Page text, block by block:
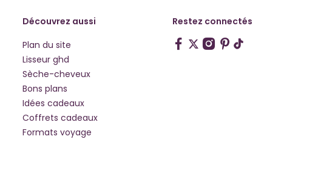
Découvrez aussi
Plan du site
Lisseur ghd
Sèche-cheveux
Bons plans
Idées cadeaux
Coffrets cadeaux
Formats voyage
Restez connectés